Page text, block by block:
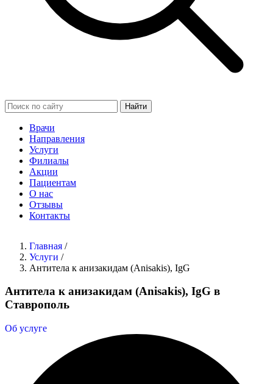
Найти
Врачи
Направления
Услуги
Филиалы
Акции
Пациентам
О нас
Отзывы
Контакты
Главная /
Услуги /
Антитела к анизакидам (Anisakis), IgG
Антитела к анизакидам (Anisakis), IgG в
Ставрополь
Об услуге